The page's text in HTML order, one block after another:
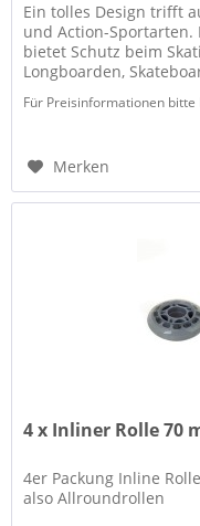
Ein tolles Design trifft
und Action-Sportarten.
bietet Schutz beim
Longboarden,
Für Preisinformationen bitte
Merken
4 x Inliner Rolle 70
4er Packung Inline
also Allroundrollen